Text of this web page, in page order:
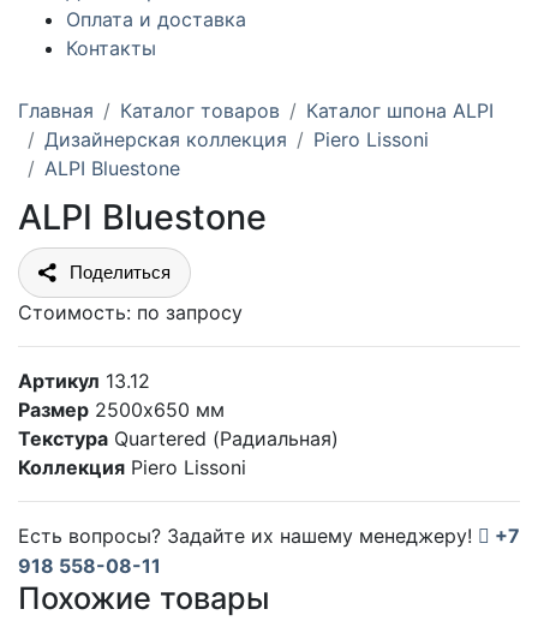
Оплата и доставка
Контакты
Главная Каталог товаров
Каталог шпона ALPI
Дизайнерская коллекция
Piero Lissoni
ALPI Bluestone
ALPI Bluestone
Поделиться
Стоимость: по запросу
Артикул 13.12
Размер 2500x650 мм
Текстура Quartered (Радиальная)
Коллекция Piero Lissoni
Есть вопросы? Задайте их нашему менеджеру!
+7
918 558-08-11
Похожие товары